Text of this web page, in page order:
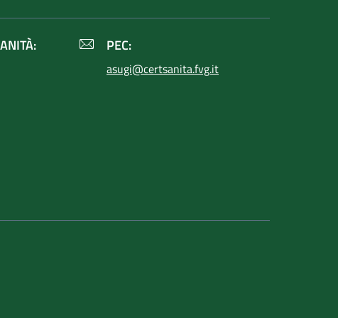
PEC:
asugi@certsanita.fvg.it